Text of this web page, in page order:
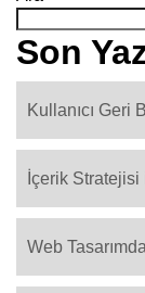
Son
Kullanıcı Geri
İçerik Stratejisi
Web